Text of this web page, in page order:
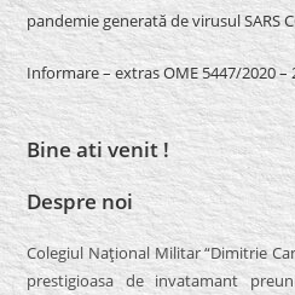
pandemie generată de virusul SARS
Informare – extras OME 5447/2020 –
Bine ati venit !
Despre noi
Colegiul Naţional Militar “Dimitrie
prestigioasa de invatamant